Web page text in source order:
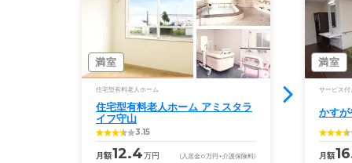
満室
住宅型有料老人ホーム
住宅型有料老人ホーム アミスタラ
イフ守山
3.15
月額12.4万円 (入居金0万円 +介護保険料)
満室
サービス付
かす
月額